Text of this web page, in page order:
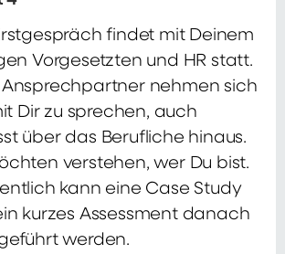
findet mit Deinem
Vorgesetzten und HR statt.
Ansprechpartner nehmen sich
Dir zu sprechen, auch
über das Berufliche hinaus.
verstehen, wer Du bist.
kann eine Case Study
kurzes Assessment danach
werden.